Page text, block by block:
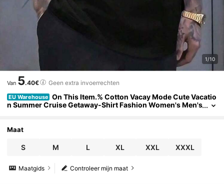
1/10
Van 5.40€ Geen extra invoerrechten
EU Warehouse On This Item.% Cotton Vacay Mode Cute Vacatio
n Summer Cruise Getaway-Shirt Fashion Women's Men's
Maat
S M L XL XXL XXXL
Controleer mijn maat
Maatgids